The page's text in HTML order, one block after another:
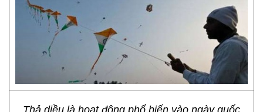
Thả diều là hoạt động phổ biến vào ngày quốc